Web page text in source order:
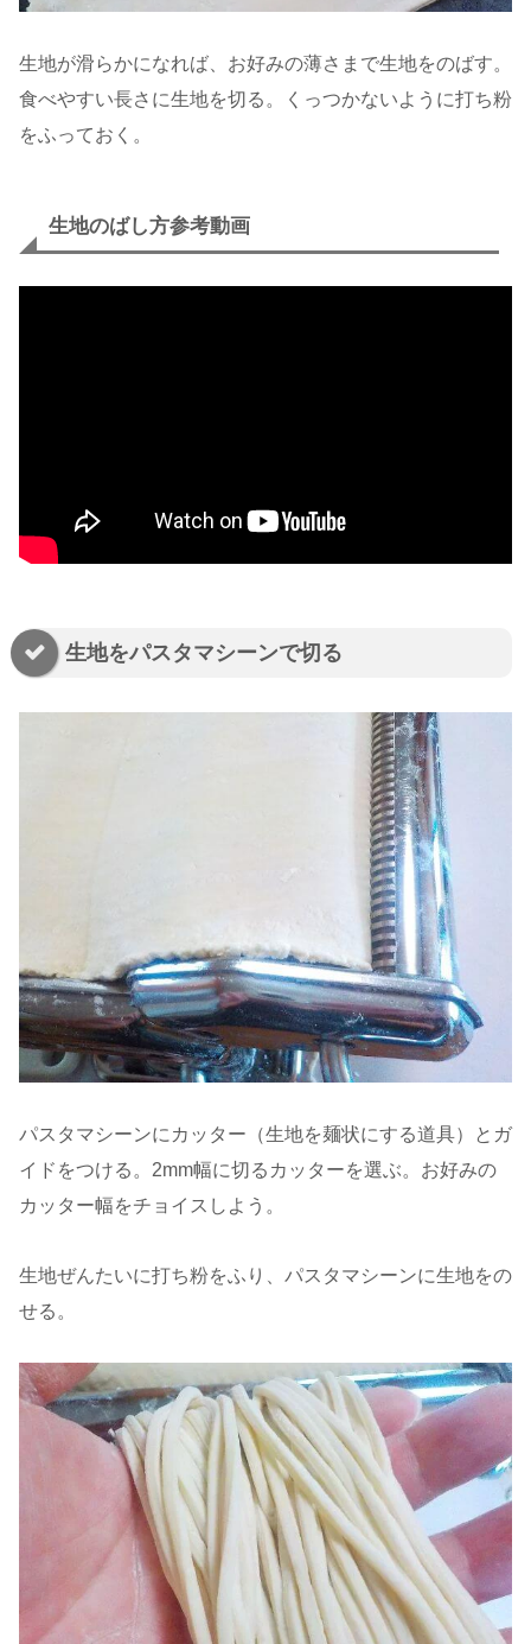
生地が滑らかになれば、お好みの薄さまで生地をのばす。
食べやすい長さに生地を切る。くっつかないように打ち粉
をふっておく。
生地のばし方参考動画
生地をパスタマシーンで切る
パスタマシーンにカッター（生地を麺状にする道具）とガ
イドをつける。2mm幅に切るカッターを選ぶ。お好みの
カッター幅をチョイスしよう。
生地ぜんたいに打ち粉をふり、パスタマシーンに生地をの
せる。